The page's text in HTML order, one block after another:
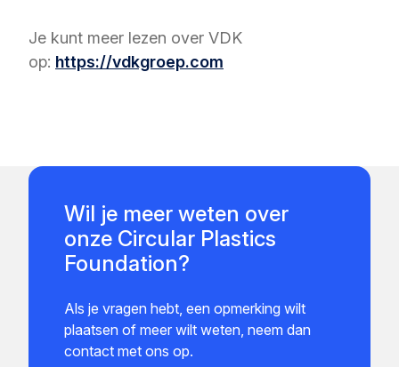
Je kunt meer lezen over VDK
op: https://vdkgroep.com
Wil je meer weten over
onze Circular Plastics
Foundation?
Als je vragen hebt, een opmerking wilt
plaatsen of meer wilt weten, neem dan
contact met ons op.